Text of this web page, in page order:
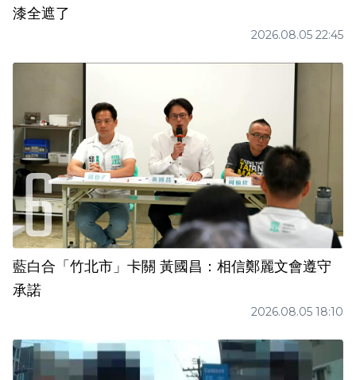
漆全遮了
2026.08.05 22:45
藍白合「竹北市」卡關 黃國昌：相信鄭麗文會遵守
承諾
2026.08.05 18:10